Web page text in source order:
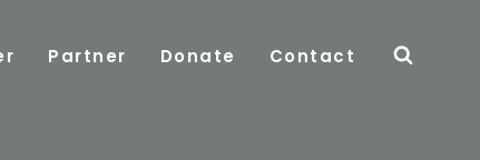
Partner Donate Contact